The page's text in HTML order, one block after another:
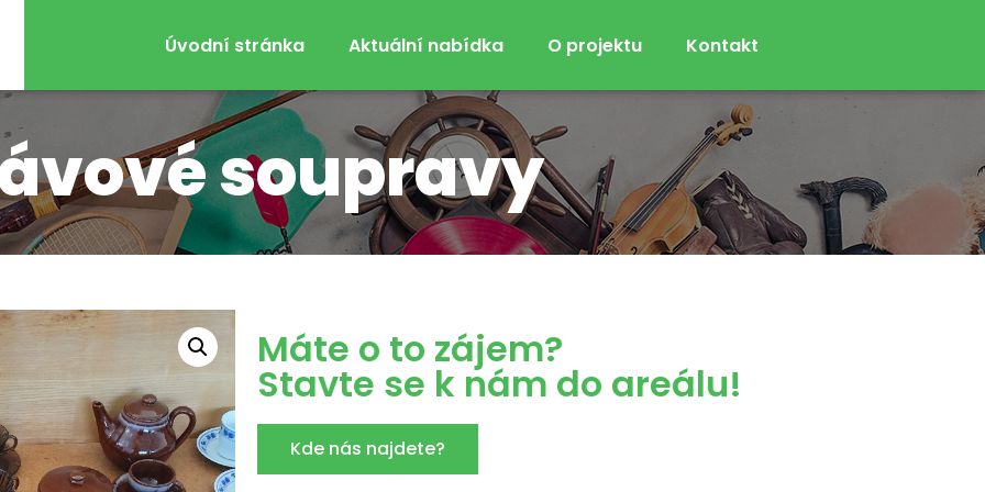
Úvodní stránka Aktuální nabídka O projektu Kontakt
soupravy
Máte o to zájem?
Stavte se k nám do areálu!
Kde nás najdete?